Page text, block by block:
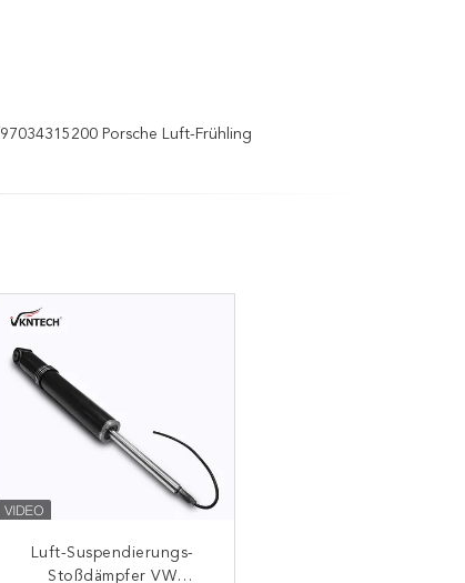
97034315200 Porsche Luft-Frühling
Luft-Suspendierungs-
Stoßdämpfer VW
Suspendierungs-
Stoßdämpfer-Ersatz